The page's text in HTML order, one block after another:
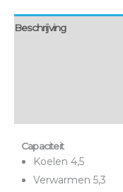
Beschrijving
Capaciteit
Koelen 4,5
Verwarmen 5,3